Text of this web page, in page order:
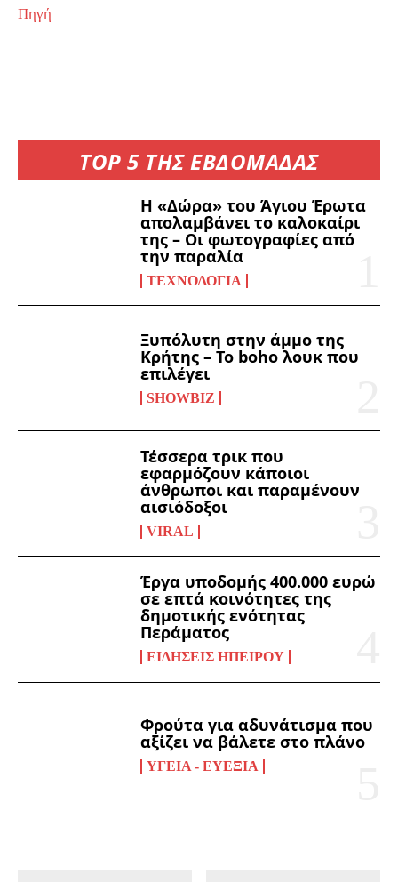
TOP 5 ΤΗΣ ΕΒΔΟΜΑΔΑΣ
Η «Δώρα» του Άγιου Έρωτα
απολαμβάνει το καλοκαίρι
της – Οι φωτογραφίες από
την παραλία
ΤΕΧΝΟΛΟΓΊΑ
Ξυπόλυτη στην άμμο της
Κρήτης – Το boho λουκ που
επιλέγει
SHOWBIZ
Τέσσερα τρικ που
εφαρμόζουν κάποιοι
άνθρωποι και παραμένουν
αισιόδοξοι
VIRAL
Έργα υποδομής 400.000 ευρώ
σε επτά κοινότητες της
δημοτικής ενότητας
Περάματος
ΕΙΔΉΣΕΙΣ ΗΠΕΊΡΟΥ
Φρούτα για αδυνάτισμα που
αξίζει να βάλετε στο πλάνο
ΥΓΕΊΑ - ΕΥΕΞΊΑ
Πηγή